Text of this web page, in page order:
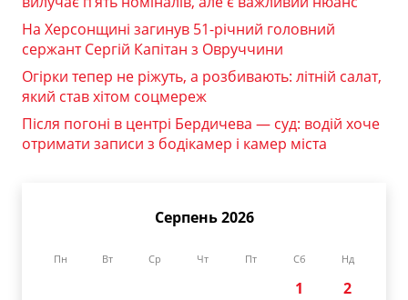
На Херсонщині загинув 51-річний головний
сержант Сергій Капітан з Овруччини
Огірки тепер не ріжуть, а розбивають: літній салат,
який став хітом соцмереж
Після погоні в центрі Бердичева — суд: водій хоче
отримати записи з бодікамер і камер міста
Серпень 2026
Пн Вт Ср Чт Пт Сб Нд
1
2